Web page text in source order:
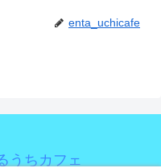
enta_uchicafe
うちカフェ